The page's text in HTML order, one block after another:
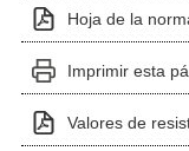
Hoja de la
Imprimir esta
Valores de